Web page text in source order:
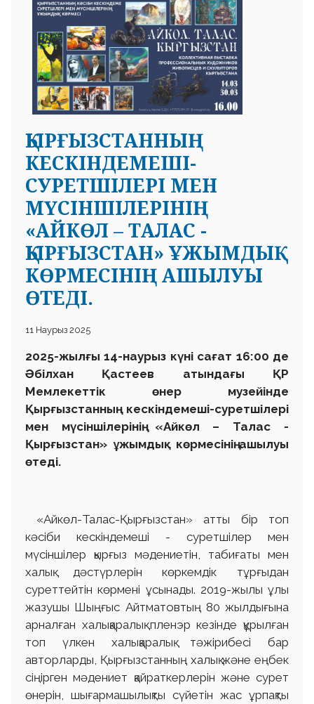
ҚЫРҒЫЗСТАННЫҢ
КЕСКІНДЕМЕШІ-
СУРЕТШІЛЕРІ МЕН
МҮСІНШІЛЕРІНІҢ
«АЙКӨЛ – ТАЛАС -
ҚЫРҒЫЗСТАН» ҰЖЫМДЫҚ
КӨРМЕСІНІҢ АШЫЛУЫ
ӨТЕДІ.
11 Наурыз 2025
2025-жылғы 14-наурыз күні сағат 16:00 де
Әбілхан Қастеев атындағы ҚР
Мемлекеттік өнер музейінде
Қырғызстанның кескіндемеші-суретшілері
мен мүсіншілерінің «Айкөл – Талас -
Қырғызстан» ұжымдық көрмесінің ашылуы
өтеді.
«Айкөл-Талас-Қырғызстан» атты бір топ
кәсіби кескіндемеші - суретшілер мен
мүсіншілер қырғыз мәдениетін, табиғаты мен
халық дәстүрлерін көркемдік тұрғыдан
суреттейтін көрмені ұсынады. 2019-жылы ұлы
жазушы Шыңғыс Айтматовтың 80 жылдығына
арналған халықаралық пленэр кезінде құрылған
топ үлкен халықаралық тәжірибесі бар
авторларды, Қырғызстанның халық және еңбек
сіңірген мәдениет қайраткерлерін және сурет
өнерін, шығармашылықты сүйетін жас ұрпақты